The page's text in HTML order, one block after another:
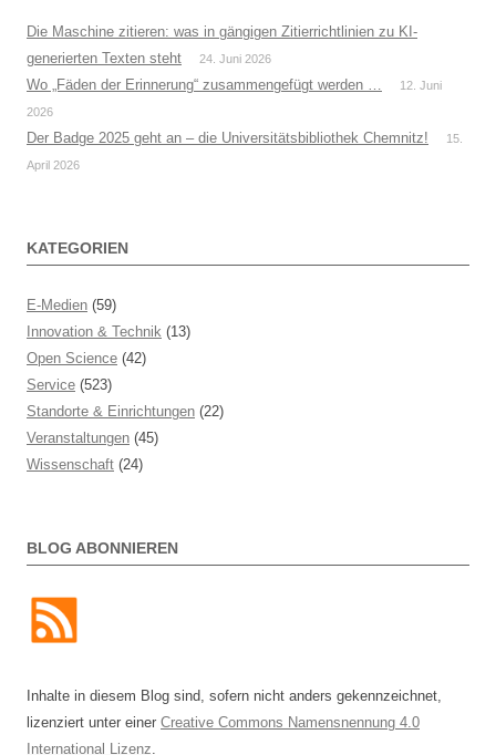
Die Maschine zitieren: was in gängigen Zitierrichtlinien zu KI-
generierten Texten steht
24. Juni 2026
Wo „Fäden der Erinnerung“ zusammengefügt werden …
12. Juni
2026
Der Badge 2025 geht an – die Universitätsbibliothek Chemnitz!
15.
April 2026
KATEGORIEN
E-Medien (59)
Innovation & Technik (13)
Open Science (42)
Service (523)
Standorte & Einrichtungen (22)
Veranstaltungen (45)
Wissenschaft (24)
BLOG ABONNIEREN
Inhalte in diesem Blog sind, sofern nicht anders gekennzeichnet,
lizenziert unter einer Creative Commons Namensnennung 4.0
International Lizenz